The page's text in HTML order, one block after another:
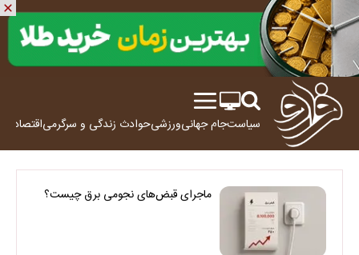
سیاستجام جهانیورزشیحوادث زندگی و سرگرمیاقتصاد
ماجرای قبض‌های نجومی برق چیست؟